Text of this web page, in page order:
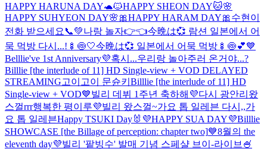
HAPPY HARUNA DAY🐢🐱HAPPY SHEON DAY🐱🌸
HAPPY SUHYEON DAY🌸 🎀HAPPY HARAM DAY🎀 수현이
전화 받으세요📞💚나랑 놀자👉👈今晩は💞 람션 일본에서 어
묵 먹방 다시...!🍢🍥🤍今晩は💞 일본에서 어묵 먹방🍢🍥💕💙
Belllie've 1st Anniversary💜혹시...우리랑 놀아주러 온거야...?
Billlie [the interlude of 11] HD Single-view + VOD DELAYED
STREAMING고이고이 문슌키 Billlie [the interlude of 11] HD
Single-view + VOD💙빌리 데뷔 1주년 축하해💜다시 광안리왔
스껄rrr행복한 평이루💜빌리 왔스껄~가요 톱 일레븐 다시,,가
요 톱 일레븐Happy TSUKI Day🐰 💜HAPPY SUA DAY💜Billlie
SHOWCASE [the Billage of perception: chapter two]💙8월의 the
eleventh day💜빌리 '팥빙수' 발매 기념 스페샬 브이-라이브🍧